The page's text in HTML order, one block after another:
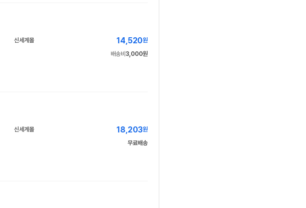
신세계몰 14,520원
배송비 3,000원
신세계몰 18,203원
무료배송